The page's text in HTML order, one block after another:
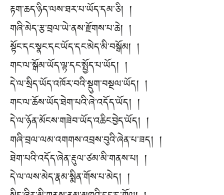
རྟག་ཆད་ཉིད་ལས་ཐར་པ་ཡོད་དམ་ཅི། །
གཞི་མེད་རྩ་བྲལ་ཡེ་ནས་རྫོགས་པ་ཆེ། །
སྟོང་དང་སྣང་དང་ཡོད་དང་མེད་མི་བསྒོམ། །
གང་ལ་སྒོམ་ཡོད་ལྟ་དང་སྤྱོད་པ་ཡོད། །
དེ་ལ་སྲིད་ཡོད་འཁོར་བའི་སྡུག་བསྔལ་ཡོད། །
གང་ལ་ཆོས་ཡོད་ཐེག་པའི་ཞེ་འདོད་ཡོད། །
དེ་ལ་ཉོན་མོངས་གཟེབ་ཡོད་འཆིང་བྱེད་ཡོད། །
གཞི་བྲལ་ལམ་འགགས་འབྲས་བུའི་ཞེན་པ་ཟད། །
ཐེག་པའི་འདོད་ཞེན་རྡུལ་ཙམ་མི་གནས་པ། །
དེ་ལ་ལས་མེད་རྣམ་སྨིན་གོས་པ་མེད། །